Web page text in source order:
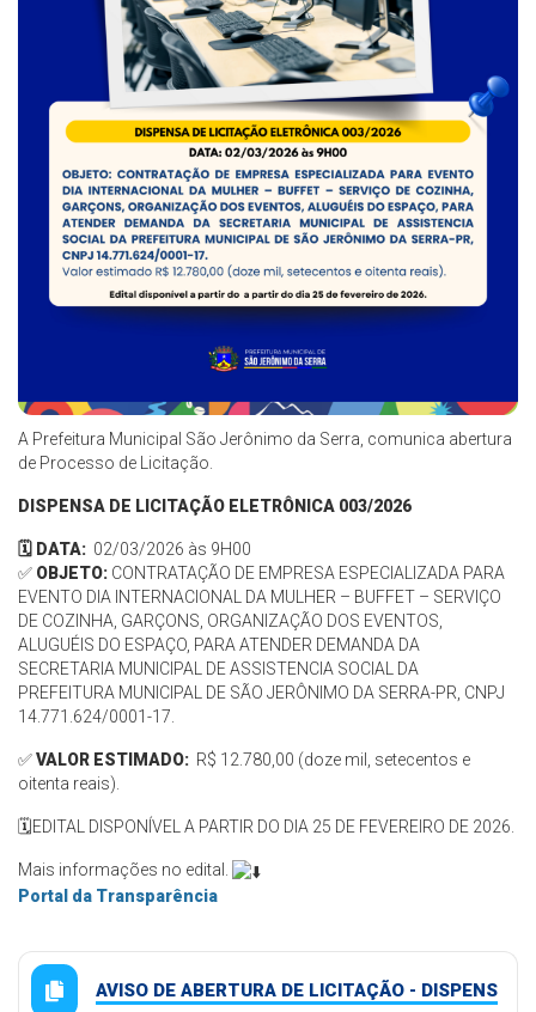
A Prefeitura Municipal São Jerônimo da Serra, comunica abertura
de Processo de Licitação.
DISPENSA DE LICITAÇÃO ELETRÔNICA 003/2026
🗓️ DATA: 02/03/2026 às 9H00
✅ OBJETO: CONTRATAÇÃO DE EMPRESA ESPECIALIZADA PARA
EVENTO DIA INTERNACIONAL DA MULHER – BUFFET – SERVIÇO
DE COZINHA, GARÇONS, ORGANIZAÇÃO DOS EVENTOS,
ALUGUÉIS DO ESPAÇO, PARA ATENDER DEMANDA DA
SECRETARIA MUNICIPAL DE ASSISTENCIA SOCIAL DA
PREFEITURA MUNICIPAL DE SÃO JERÔNIMO DA SERRA-PR, CNPJ
14.771.624/0001-17.
✅VALOR ESTIMADO: R$ 12.780,00 (doze mil, setecentos e
oitenta reais).
🗓️EDITAL DISPONÍVEL A PARTIR DO DIA 25 DE FEVEREIRO DE 2026.
Mais informações no edital.
Portal da Transparência
AVISO DE ABERTURA DE LICITAÇÃO - DISPENS